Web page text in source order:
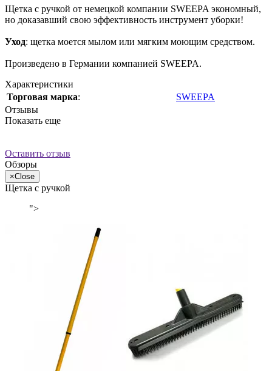
Щетка с ручкой от немецкой компании SWEEPA экономный,
но доказавший свою эффективность инструмент уборки!
Уход: щетка моется мылом или мягким моющим средством.
Произведено в Германии компанией SWEEPA.
Характеристики
Торговая марка:
SWEEPA
Отзывы
Показать еще
Оставить отзыв
Обзоры
×Close
Щетка с ручкой
">